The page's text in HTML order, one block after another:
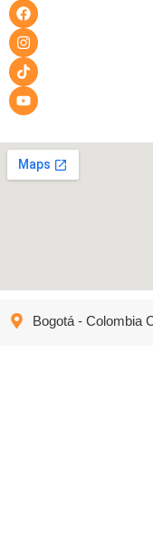
Bogotá - Colombia